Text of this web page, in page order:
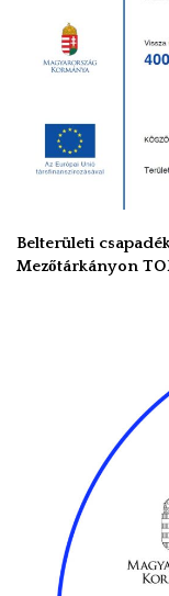
Belterületi
Mezőtárkányon